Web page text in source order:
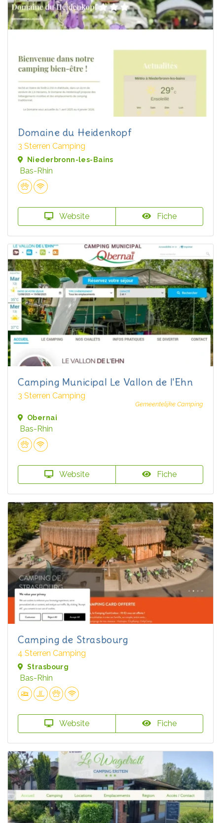
Domaine du Heidenkopf
3 Sterren Camping
Niederbronn-les-Bains
Bas-Rhin
Website Fiche
Camping Municipal Le Vallon de l'Ehn
3 Sterren Camping
Gemeentelijke Camping
Obernai
Bas-Rhin
Website Fiche
Camping de Strasbourg
4 Sterren Camping
Strasbourg
Bas-Rhin
Website Fiche